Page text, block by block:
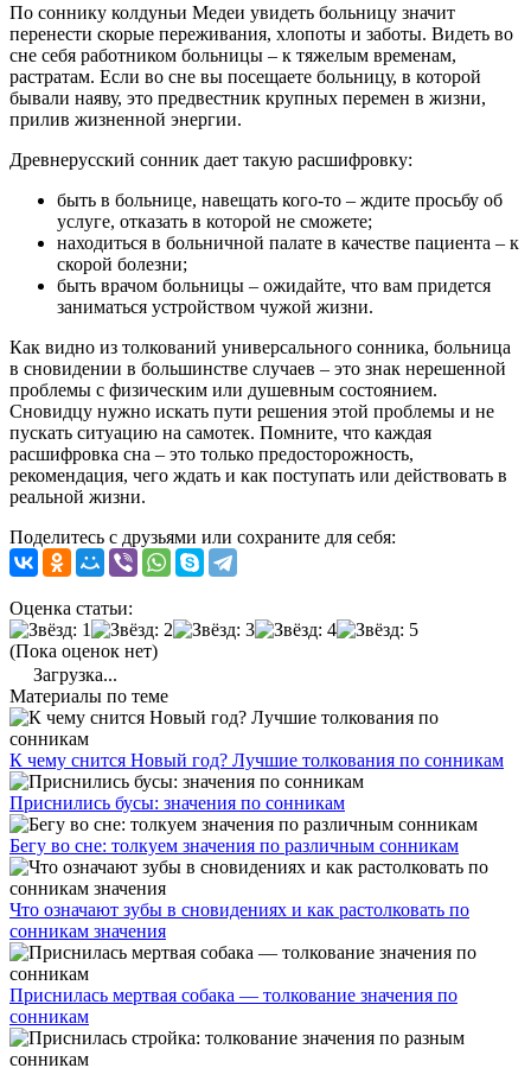
По соннику колдуньи Медеи увидеть больницу значит
перенести скорые переживания, хлопоты и заботы. Видеть во
сне себя работником больницы – к тяжелым временам,
растратам. Если во сне вы посещаете больницу, в которой
бывали наяву, это предвестник крупных перемен в жизни,
прилив жизненной энергии.
Древнерусский сонник дает такую расшифровку:
быть в больнице, навещать кого-то – ждите просьбу об
услуге, отказать в которой не сможете;
находиться в больничной палате в качестве пациента – к
скорой болезни;
быть врачом больницы – ожидайте, что вам придется
заниматься устройством чужой жизни.
Как видно из толкований универсального сонника, больница
в сновидении в большинстве случаев – это знак нерешенной
проблемы с физическим или душевным состоянием.
Сновидцу нужно искать пути решения этой проблемы и не
пускать ситуацию на самотек. Помните, что каждая
расшифровка сна – это только предосторожность,
рекомендация, чего ждать и как поступать или действовать в
реальной жизни.
Поделитесь с друзьями или сохраните для себя:
Оценка статьи:
(Пока оценок нет)
Загрузка...
Материалы по теме
К чему снится Новый год? Лучшие толкования по сонникам
Приснились бусы: значения по сонникам
Бегу во сне: толкуем значения по различным сонникам
Что означают зубы в сновидениях и как растолковать по
сонникам значения
Приснилась мертвая собака — толкование значения по
сонникам